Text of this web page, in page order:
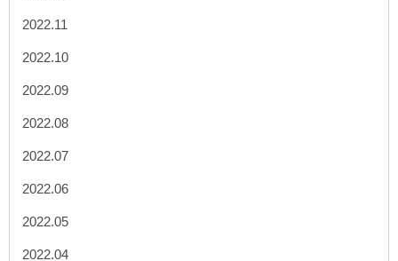
2022.11
2022.10
2022.09
2022.08
2022.07
2022.06
2022.05
2022.04